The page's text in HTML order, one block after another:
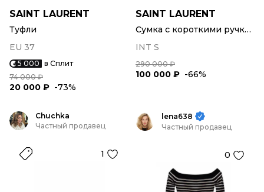
SAINT LAURENT
Туфли
EU 37
5 000 в Сплит
74 000 ₽
20 000 ₽ -73%
SAINT LAURENT
Сумка с короткими ручками
INT S
290 000 ₽
100 000 ₽ -66%
Chuchka
Частный продавец
1
lena638
Частный продавец
0